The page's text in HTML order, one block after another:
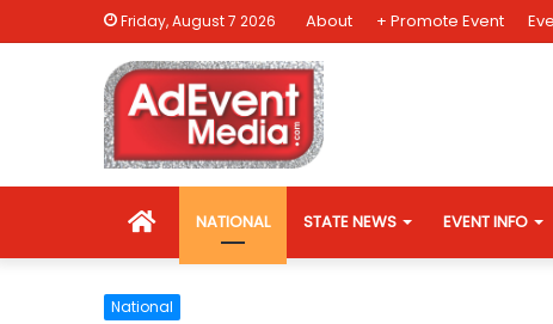
Friday, August 7 2026 About + Promote Event
HOMENATIONAL STATE NEWS EVENT INFO
National